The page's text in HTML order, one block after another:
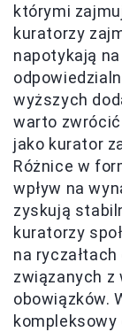
którymi
kuratorzy
napotykają
wyższych
warto
jako kurator
Różnice w
wpływ na
zyskują
kuratorzy
na
związanych z
obowiązków.
kompleksowy